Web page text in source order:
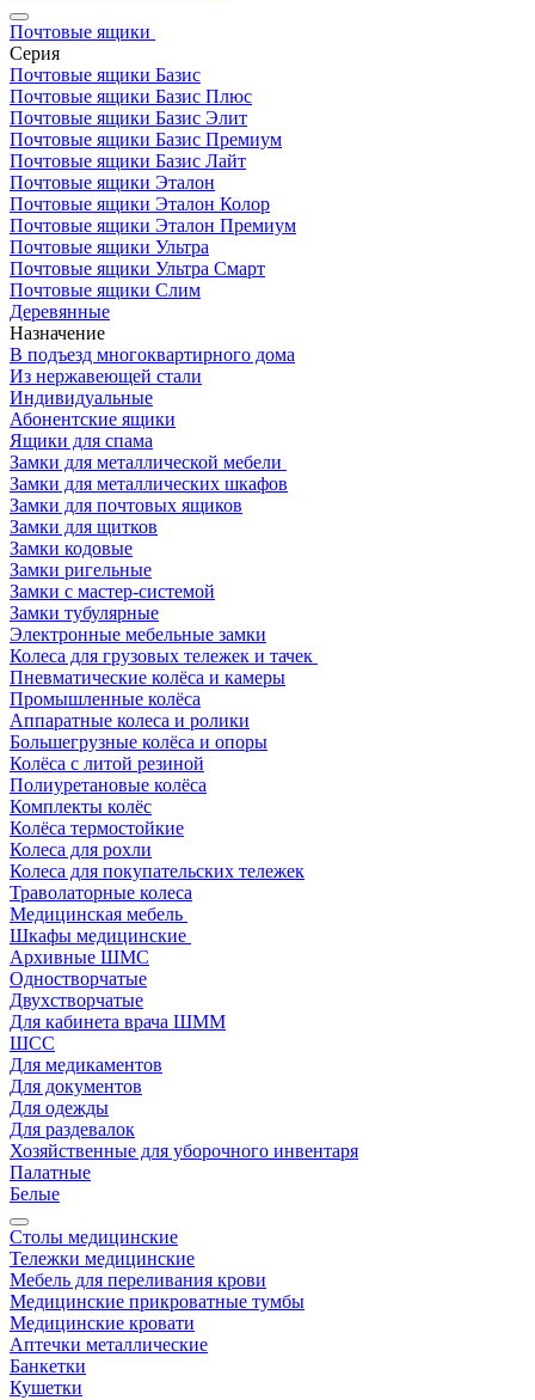
Почтовые ящики
Серия
Почтовые ящики Базис
Почтовые ящики Базис Плюс
Почтовые ящики Базис Элит
Почтовые ящики Базис Премиум
Почтовые ящики Базис Лайт
Почтовые ящики Эталон
Почтовые ящики Эталон Колор
Почтовые ящики Эталон Премиум
Почтовые ящики Ультра
Почтовые ящики Ультра Смарт
Почтовые ящики Слим
Деревянные
Назначение
В подъезд многоквартирного дома
Из нержавеющей стали
Индивидуальные
Абонентские ящики
Ящики для спама
Замки для металлической мебели
Замки для металлических шкафов
Замки для почтовых ящиков
Замки для щитков
Замки кодовые
Замки ригельные
Замки с мастер-системой
Замки тубулярные
Электронные мебельные замки
Колеса для грузовых тележек и тачек
Пневматические колёса и камеры
Промышленные колёса
Аппаратные колеса и ролики
Большегрузные колёса и опоры
Колёса с литой резиной
Полиуретановые колёса
Комплекты колёс
Колёса термостойкие
Колеса для рохли
Колеса для покупательских тележек
Траволаторные колеса
Медицинская мебель
Шкафы медицинские
Архивные ШМС
Одностворчатые
Двухстворчатые
Для кабинета врача ШММ
ШСС
Для медикаментов
Для документов
Для одежды
Для раздевалок
Хозяйственные для уборочного инвентаря
Палатные
Белые
Столы медицинские
Тележки медицинские
Мебель для переливания крови
Медицинские прикроватные тумбы
Медицинские кровати
Аптечки металлические
Банкетки
Кушетки